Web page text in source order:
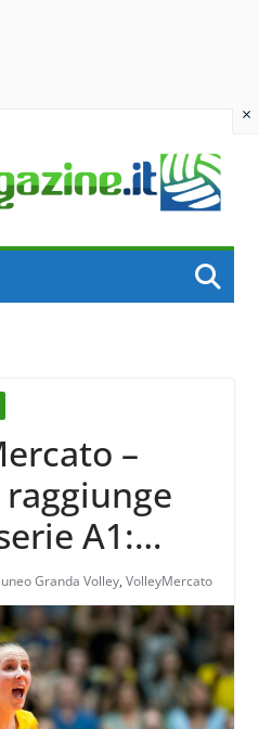
×
–
A1:
la maglia
Granda Volley, VolleyMercato